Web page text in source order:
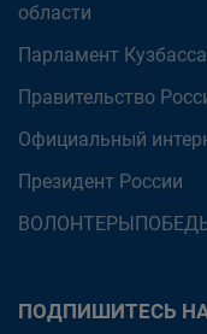
области
Парламент Кузбасса
Правительство
Официальный
Президент России
ПОДПИШИТЕСЬ